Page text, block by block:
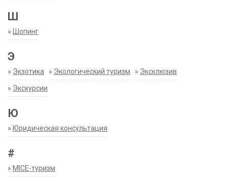
Ш
» Шопинг
Э
» Экзотика » Экологический туризм » Эксклюзив
» Экскурсии
Ю
» Юридическая консультация
#
» MICE-туризм